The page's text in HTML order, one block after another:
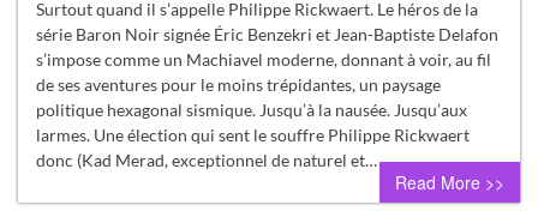
Surtout quand il s’appelle Philippe Rickwaert. Le héros de la
série Baron Noir signée Éric Benzekri et Jean-Baptiste Delafon
s’impose comme un Machiavel moderne, donnant à voir, au fil
de ses aventures pour le moins trépidantes, un paysage
politique hexagonal sismique. Jusqu’à la nausée. Jusqu’aux
larmes. Une élection qui sent le souffre Philippe Rickwaert
donc (Kad Merad, exceptionnel de naturel et…
Read More >>